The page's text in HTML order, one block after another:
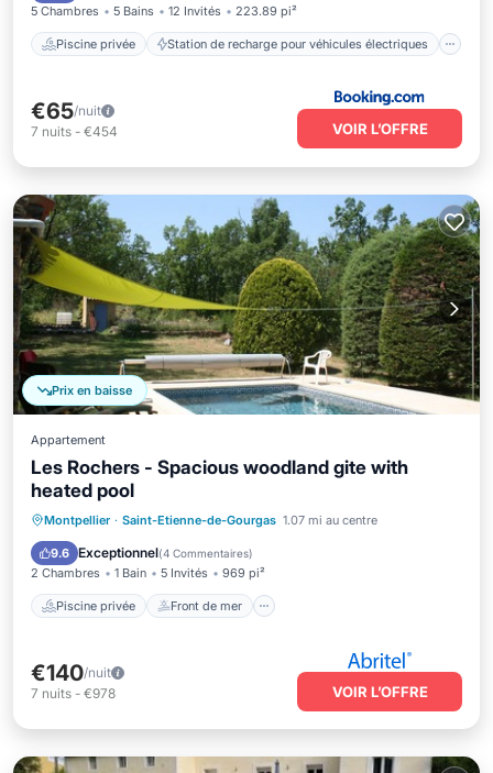
5 Chambres 5 Bains 12 Invités 223.89 pi²
Piscine privée Station de recharge pour véhicules électriques
€65/nuit
7 nuits - €454 VOIR L’OFFRE
Prix en baisse
Appartement
Les Rochers - Spacious woodland gite with
heated pool
Montpellier · Saint-Etienne-de-Gourgas 1.07 mi au centre
9.6 Exceptionnel(4 Commentaires)
2 Chambres 1 Bain 5 Invités 969 pi²
Piscine privée Front de mer
Piscine privée Front de mer
Parking
Piscine
€140/nuit
7 nuits - €978 VOIR L’OFFRE